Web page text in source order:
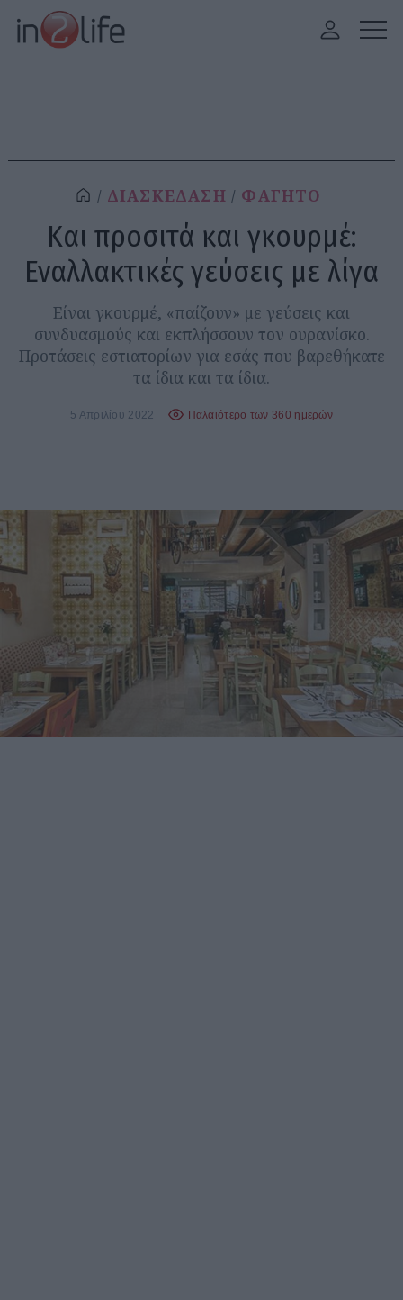
ΔΙΑΣΚΕΔΑΣΗ ΦΑΓΗΤΟ
Και προσιτά και γκουρμέ:
Εναλλακτικές γεύσεις με λίγα
Είναι γκουρμέ, «παίζουν» με γεύσεις και
συνδυασμούς και εκπλήσσουν τον ουρανίσκο.
Προτάσεις εστιατορίων για εσάς που βαρεθήκατε
τα ίδια και τα ίδια.
5 Απριλίου 2022 Παλαιότερο των 360 ημερών